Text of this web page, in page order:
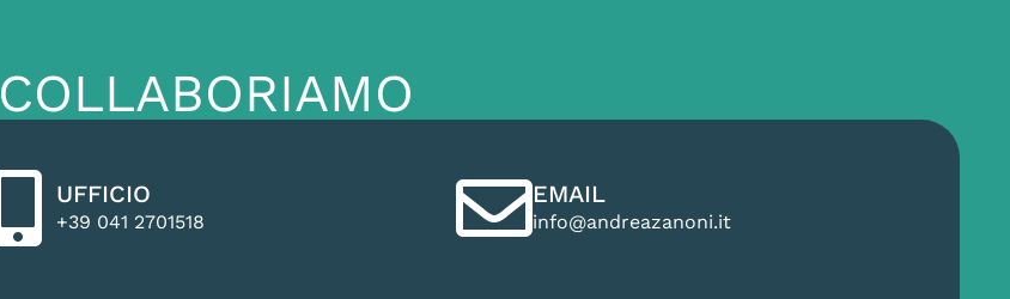
COLLABORIAMO
UFFICIO
+39 041 2701518
EMAIL
info@andreazanoni.it